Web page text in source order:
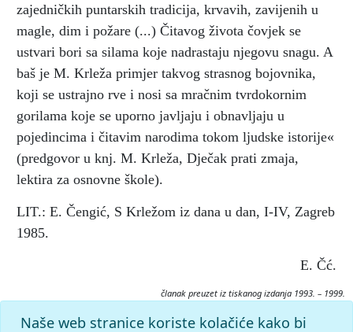
zajedničkih puntarskih tradicija, krvavih, zavijenih u
magle, dim i požare (...) Čitavog života čovjek se
ustvari bori sa silama koje nadrastaju njegovu snagu. A
baš je M. Krleža primjer takvog strasnog bojovnika,
koji se ustrajno rve i nosi sa mračnim tvrdokornim
gorilama koje se uporno javljaju i obnavljaju u
pojedincima i čitavim narodima tokom ljudske istorije«
(predgovor u knj. M. Krleža, Dječak prati zmaja,
lektira za osnovne škole).
LIT.: E. Čengić, S Krležom iz dana u dan, I-IV, Zagreb
1985.
E. Čć.
članak preuzet iz tiskanog izdanja 1993. – 1999.
Citiranje:
Naše web stranice koriste kolačiće kako bi